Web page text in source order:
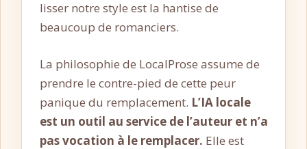
lisser notre style est la hantise de
beaucoup de romanciers.
La philosophie de LocalProse assume de
prendre le contre-pied de cette peur
panique du remplacement. L’IA locale
est un outil au service de l’auteur et n’a
pas vocation à le remplacer. Elle est